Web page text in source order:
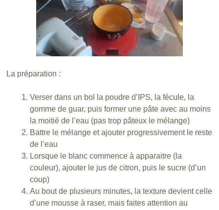
La préparation :
Verser dans un bol la poudre d’IPS, la fécule, la
gomme de guar, puis former une pâte avec au moins
la moitié de l’eau (pas trop pâteux le mélange)
Battre le mélange et ajouter progressivement le reste
de l’eau
Lorsque le blanc commence à apparaitre (la
couleur), ajouter le jus de citron, puis le sucre (d’un
coup)
Au bout de plusieurs minutes, la texture devient celle
d’une mousse à raser, mais faites attention au